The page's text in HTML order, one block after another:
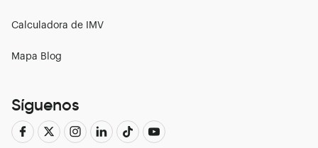
Calculadora de IMV
Mapa Blog
Síguenos